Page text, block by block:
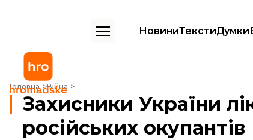
НовиниТекстиДумки
Головна Війна
Захисники України ліквідували ще 500 російських окупантів
Захисники України
російських окупантів